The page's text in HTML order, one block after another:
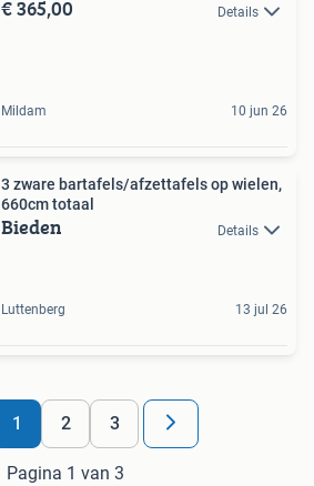
€ 365,00 Details
Mildam 10 jun 26
3 zware bartafels/afzettafels op wielen,
660cm totaal
Bieden Details
Luttenberg 13 jul 26
1 2 3
Pagina 1 van 3